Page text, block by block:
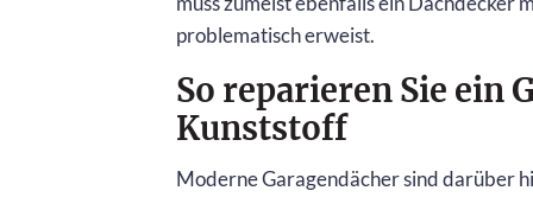
problematisch erweist.
So reparieren Sie ein
Kunststoff
Moderne Garagendächer sind darüber